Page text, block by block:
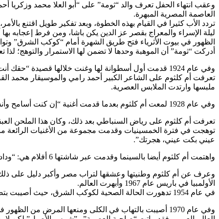
وعقب انتهاء الحفل تعرف والد “ثومة” على “أبو العلا محمد وزكريا
العاصمة المصرية المبهرة.
ليلة الإسراء والمعراج بقصر عز الدين يكن باشا، ومن فرط إعجابه بها أهداها
الظهور في بيوت الأثرياء فتح طريق الشهرة أمام “كوكب الشرق”
أدركت “ثومة” أن الموهبة وحدها لا تضمن لها الاستمرار
وفي عام 1924 قدمت أول أسطوانة لها وغنت خلالها قصيدة “حقك أنت المنى والطلب” وحققت الأسطوانة مبيعات كبيرة.
ملبسها وارتدت الملابس العصرية.
وفي عام 1928 لمعت أم كلثوم بعدما قدمت أغنية “إن كنت أسامح وأنسى الأسية” وراحت أسطواناتها تحقق أعلى المبيعات، وفي 31 مايو/ أيار 1934 تم اختيارها لتكون أول مطربة تغني في الإذاعة المصرية.
تعرفت أم كلثوم على رياض السنباطي بعد ذلك، وكان هذا الملحن العبقري بمثابة نقطة تحول في
توهجت في فترة الخمسينيات وقدمت مجموعة من الأغنيات الرائعة
عيني بكت عيني، هجرتك”.
واهتمت أم كلثوم أيضا بالسينما وقدمت عبر شاشتها 6 أفلام هي: “وداد، نشيد الأمل، دنانير، عايدة، سلامة، وفاطمة”
الأولمبيا في باريس عام 1967 وأبهرت العالم.
في عام 1954 تدهورت الحالة الصحية لكوكب الشرق، حيث أصيبت بتضخم في الغدة الدرقية، وأثر الأمر على عينيها ودفعها لارتداء نظارة سوداء.